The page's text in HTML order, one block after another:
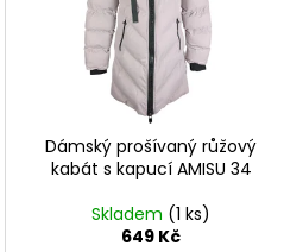
Dámský prošívaný růžový
kabát s kapucí AMISU 34
Skladem (1 ks)
649 Kč